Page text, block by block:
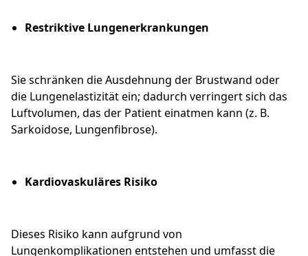
Restriktive Lungenerkrankungen
Sie schränken die Ausdehnung der Brustwand oder
die Lungenelastizität ein; dadurch verringert sich das
Luftvolumen, das der Patient einatmen kann (z. B.
Sarkoidose, Lungenfibrose).
Kardiovaskuläres Risiko
Dieses Risiko kann aufgrund von
Lungenkomplikationen entstehen und umfasst die